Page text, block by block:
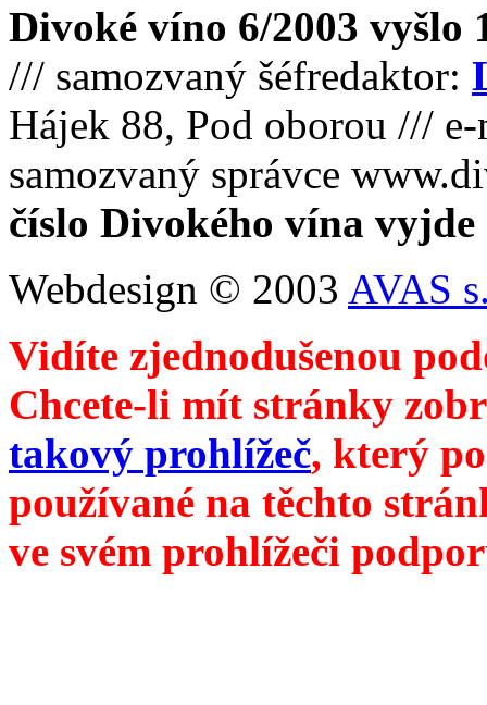
Divoké víno 6/2003 vyšlo
/// samozvaný šéfredaktor:
Hájek 88, Pod oborou ///
samozvaný správce
číslo Divokého vína
Webdesign © 2003 AVAS
Vidíte zjednodušenou
Chcete-li mít stránky
takový prohlížeč, který
používané na těchto
ve svém prohlížeči